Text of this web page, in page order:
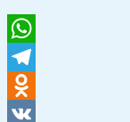
WhatsApp
Telegram
Odnoklassniki